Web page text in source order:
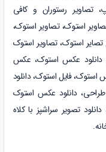
، تصاویر رستوران و کافی
استوک،تصاویر استوک،
استوک، تصاویر استوک
دانلود عکس استوک، عکس
فایل استوک، دانلود
دانلود عکس استوک
تصویر سراشپز با کلاه